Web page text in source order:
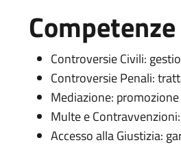
Competenze
Controversie Civili:
Controversie Penali:
Mediazione:
Multe e
Accesso alla Giustizia: